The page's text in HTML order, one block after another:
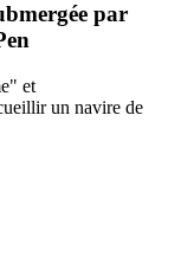
par
et
un navire de